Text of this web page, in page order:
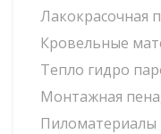
Лакокрасочная
Кровельные
Тепло гидро
Монтажная
Пиломатериалы